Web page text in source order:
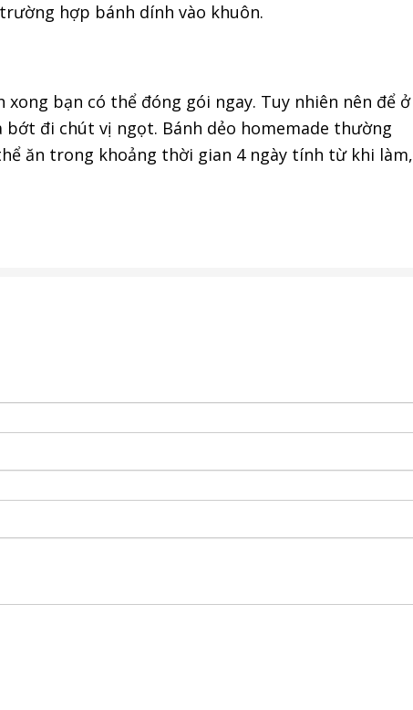
hợp bánh dính vào khuôn.
bạn có thể đóng gói ngay. Tuy nhiên nên để ở
đi chút vị ngọt. Bánh dẻo homemade thường
ăn trong khoảng thời gian 4 ngày tính từ khi làm,